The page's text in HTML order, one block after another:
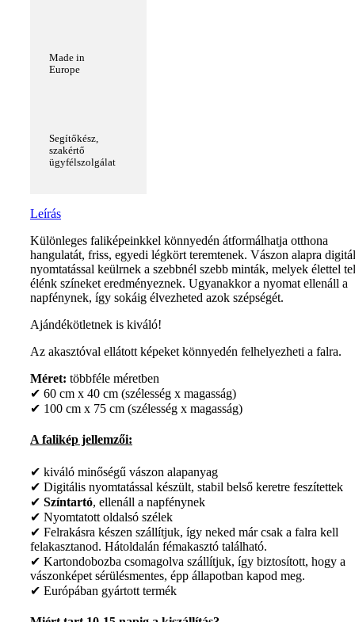
Made in
Europe
Segítőkész,
szakértő
ügyfélszolgálat
Leírás
Különleges faliképeinkkel könnyedén átformálhatja otthona
hangulatát, friss, egyedi légkört teremtenek. Vászon alapra
nyomtatással keülrnek a szebbnél szebb minták, melyek élettel
élénk színeket eredményeznek. Ugyanakkor a nyomat ellenáll a
napfénynek, így sokáig élvezheted azok szépségét.
Ajándékötletnek is kiváló!
Az akasztóval ellátott képeket könnyedén felhelyezheti a falra.
Méret: többféle méretben
✔ 60 cm x 40 cm (szélesség x magasság)
✔ 100 cm x 75 cm (szélesség x magasság)
A falikép jellemzői:
✔ kiváló minőségű vászon alapanyag
✔ Digitális nyomtatással készült, stabil belső keretre feszítettek
✔ Színtartó, ellenáll a napfénynek
✔ Nyomtatott oldalsó szélek
✔ Felrakásra készen szállítjuk, így neked már csak a falra kell
felakasztanod. Hátoldalán fémakasztó található.
✔ Kartondobozba csomagolva szállítjuk, így biztosított, hogy a
vászonképet sérülésmentes, épp állapotban kapod meg.
✔ Európában gyártott termék